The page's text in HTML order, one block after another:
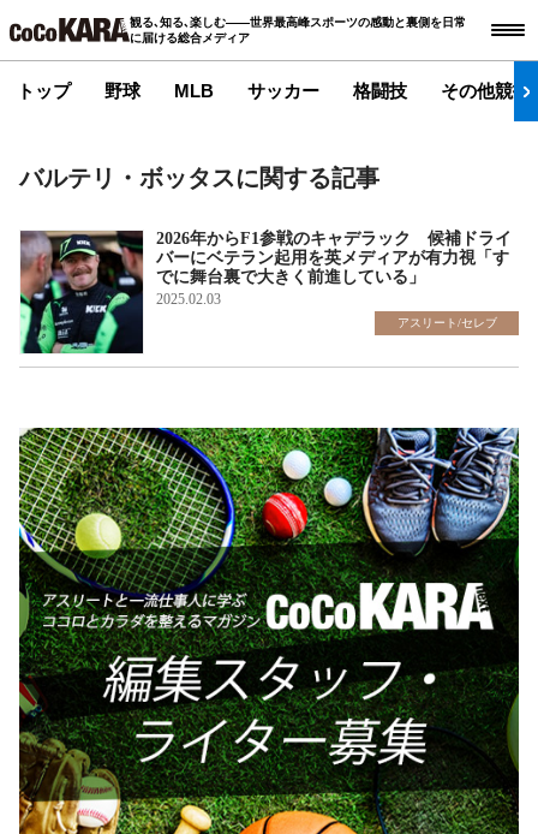
観る､知る､楽しむ――世界最高峰スポーツの感動と裏側を日常
に届ける総合メディア
トップ 野球 MLB サッカー 格闘技 その他競技
バルテリ・ボッタスに関する記事
2026年からF1参戦のキャデラック 候補ドライ
バーにベテラン起用を英メディアが有力視「す
でに舞台裏で大きく前進している」
2025.02.03
アスリート/セレブ